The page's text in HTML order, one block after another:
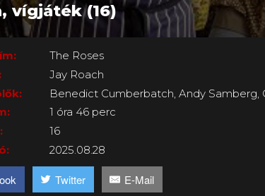
vígjáték (16)
The Roses
Jay Roach
Benedict Cumberbatch, Andy Samberg,
1 óra 46 perc
16
2025.08.28
Twitter E-Mail